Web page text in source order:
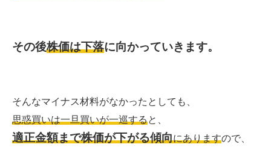
その後株価は下落に向かっていきます。
そんなマイナス材料がなかったとしても、
思惑買いは一旦買いが一巡すると、
適正金額まで株価が下がる傾向にありますので、